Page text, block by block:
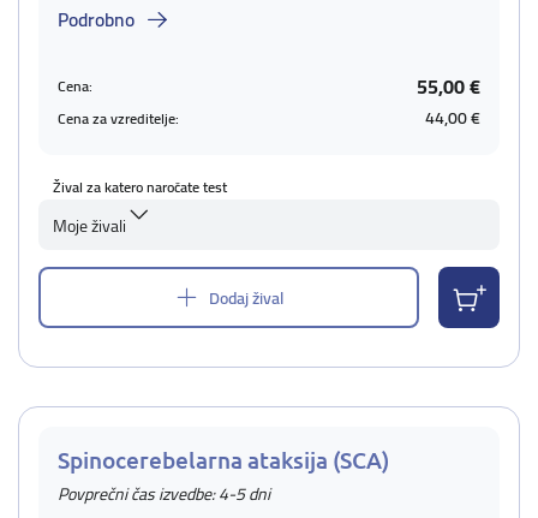
Podrobno
Cena: 55,00 €
Cena za vzreditelje: 44,00 €
Žival za katero naročate test
Moje živali
Dodaj žival
Spinocerebelarna ataksija (SCA)
Povprečni čas izvedbe: 4-5 dni